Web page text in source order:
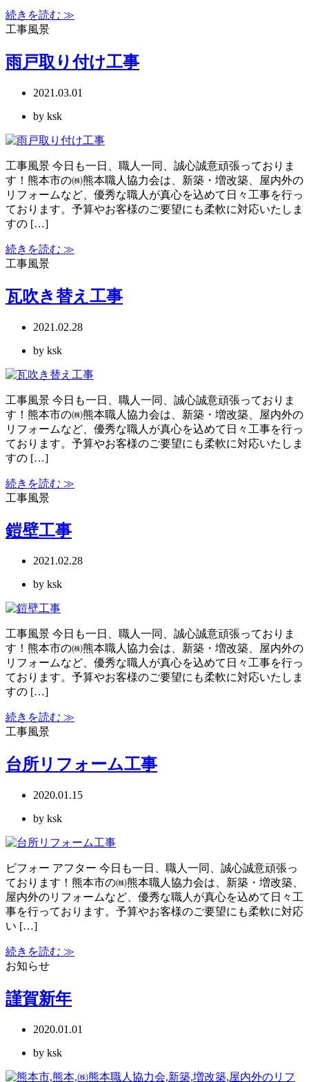
続きを読む ≫
工事風景
雨戸取り付け工事
2021.03.01
by ksk
工事風景 今日も一日、職人一同、誠心誠意頑張っておりま
す！熊本市の㈱熊本職人協力会は、新築・増改築、屋内外の
リフォームなど、優秀な職人が真心を込めて日々工事を行っ
ております。予算やお客様のご要望にも柔軟に対応いたしま
すの […]
続きを読む ≫
工事風景
瓦吹き替え工事
2021.02.28
by ksk
工事風景 今日も一日、職人一同、誠心誠意頑張っておりま
す！熊本市の㈱熊本職人協力会は、新築・増改築、屋内外の
リフォームなど、優秀な職人が真心を込めて日々工事を行っ
ております。予算やお客様のご要望にも柔軟に対応いたしま
すの […]
続きを読む ≫
工事風景
鎧壁工事
2021.02.28
by ksk
工事風景 今日も一日、職人一同、誠心誠意頑張っておりま
す！熊本市の㈱熊本職人協力会は、新築・増改築、屋内外の
リフォームなど、優秀な職人が真心を込めて日々工事を行っ
ております。予算やお客様のご要望にも柔軟に対応いたしま
すの […]
続きを読む ≫
工事風景
台所リフォーム工事
2020.01.15
by ksk
ビフォー アフター 今日も一日、職人一同、誠心誠意頑張っ
ております！熊本市の㈱熊本職人協力会は、新築・増改築、
屋内外のリフォームなど、優秀な職人が真心を込めて日々工
事を行っております。予算やお客様のご要望にも柔軟に対応
い […]
続きを読む ≫
お知らせ
謹賀新年
2020.01.01
by ksk